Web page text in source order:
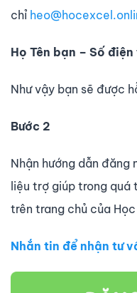
chỉ
Họ Tên bạn – Số
Như vậy bạn sẽ được
Bước 2
Nhận hướng dẫn đăng
liệu trợ giúp trong quá
trên trang chủ của
Nhắn tin để nhận tư